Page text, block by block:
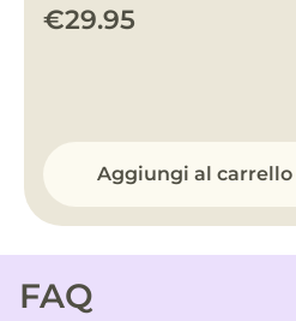
€29.95
Aggiungi al carrello
FAQ